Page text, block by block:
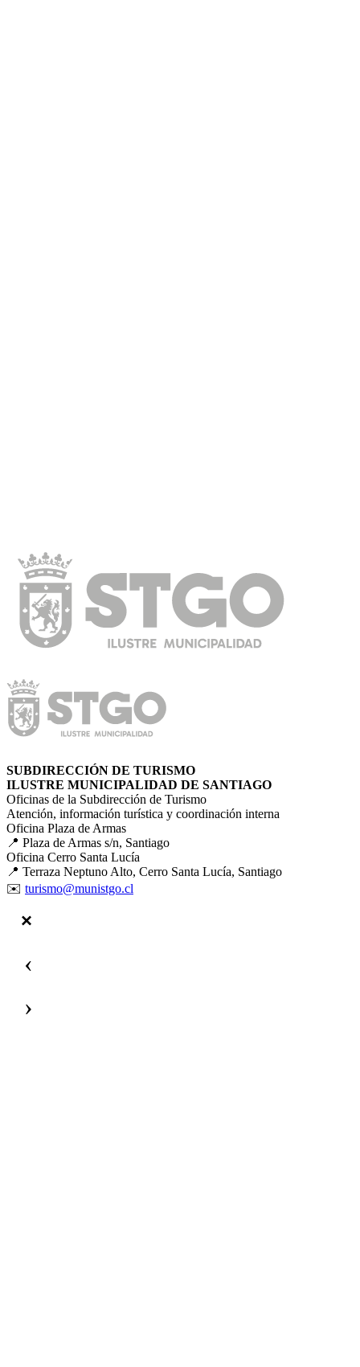
SUBDIRECCIÓN DE TURISMO
ILUSTRE MUNICIPALIDAD DE SANTIAGO
Oficinas de la Subdirección de Turismo
Atención, información turística y coordinación interna
Oficina Plaza de Armas
📍 Plaza de Armas s/n, Santiago
Oficina Cerro Santa Lucía
📍 Terraza Neptuno Alto, Cerro Santa Lucía, Santiago
✉️ turismo@munistgo.cl
‹
›